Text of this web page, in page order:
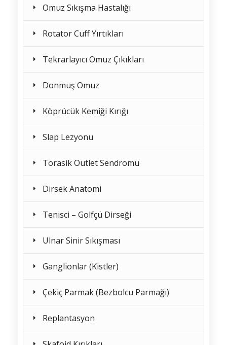
Omuz Sıkışma Hastalığı
Rotator Cuff Yırtıkları
Tekrarlayıcı Omuz Çıkıkları
Donmuş Omuz
Köprücük Kemiği Kırığı
Slap Lezyonu
Torasik Outlet Sendromu
Dirsek Anatomi
Tenisci – Golfçü Dirseği
Ulnar Sinir Sıkışması
Ganglionlar (Kistler)
Çekiç Parmak (Bezbolcu Parmağı)
Replantasyon